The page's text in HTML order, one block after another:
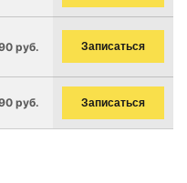
руб. Записаться
руб. Записаться